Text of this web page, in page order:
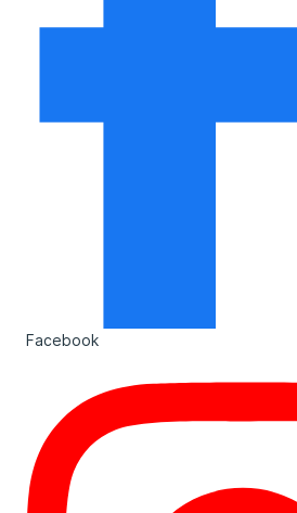
Facebook